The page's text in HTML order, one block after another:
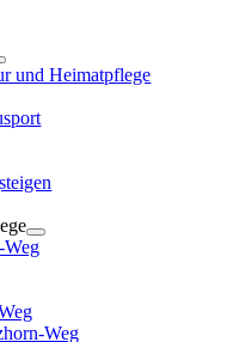
und Heimatpflege
Weg
Weg